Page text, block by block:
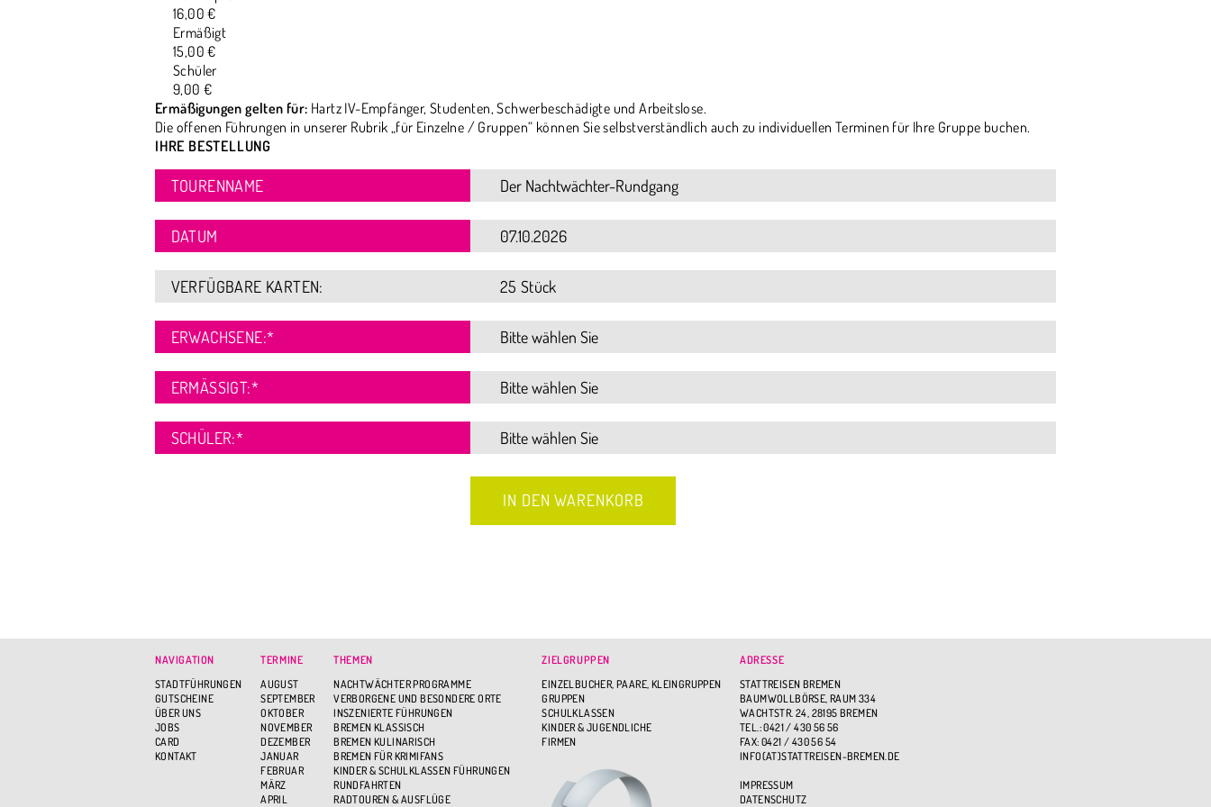
16,00 €
Ermäßigt
15,00 €
Schüler
9,00 €
Ermäßigungen gelten für: Hartz IV-Empfänger, Studenten, Schwerbeschädigte und Arbeitslose.
Die offenen Führungen in unserer Rubrik „für Einzelne / Gruppen“ können Sie selbstverständlich auch zu individuellen Terminen für Ihre Gruppe buchen.
IHRE BESTELLUNG
TOURENNAME
DATUM
VERFÜGBARE KARTEN: 25 Stück
ERWACHSENE:*
ERMÄSSIGT: *
SCHÜLER:*
NAVIGATION
STADTFÜHRUNGEN
GUTSCHEINE
ÜBER UNS
JOBS
CARD
KONTAKT
TERMINE
AUGUST
SEPTEMBER
OKTOBER
NOVEMBER
DEZEMBER
JANUAR
FEBRUAR
MÄRZ
APRIL
THEMEN
NACHTWÄCHTER PROGRAMME
VERBORGENE UND BESONDERE ORTE
INSZENIERTE FÜHRUNGEN
BREMEN KLASSISCH
BREMEN KULINARISCH
BREMEN FÜR KRIMIFANS
KINDER & SCHULKLASSEN FÜHRUNGEN
RUNDFAHRTEN
RADTOUREN & AUSFLÜGE
ZIELGRUPPEN
EINZELBUCHER, PAARE, KLEINGRUPPEN
GRUPPEN
SCHULKLASSEN
KINDER & JUGENDLICHE
FIRMEN
ADRESSE
STATTREISEN BREMEN
BAUMWOLLBÖRSE, RAUM 334
WACHTSTR. 24, 28195 BREMEN
TEL.: 0421 / 430 56 56
FAX: 0421 / 430 56 54
INFO(AT)STATTREISEN-BREMEN.DE
IMPRESSUM
DATENSCHUTZ